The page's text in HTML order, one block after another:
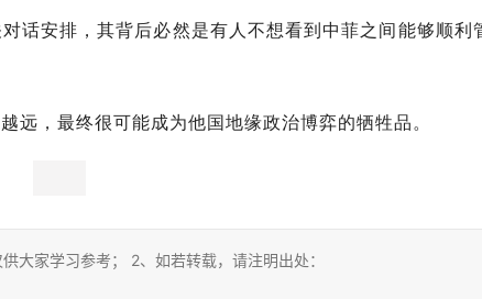
话安排，其背后必然是有人不想看到中菲之间能够顺利
，最终很可能成为他国地缘政治博弈的牺牲品。
大家学习参考； 2、如若转载，请注明出处：